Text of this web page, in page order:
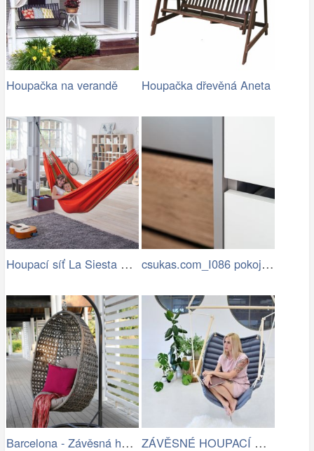
Houpačka na verandě Houpačka dřevěná Aneta
Houpací síť La Siesta Flora Family … csukas.com_I086 pokoje a pracovna…
Barcelona - Závěsná houpačka (šedá) ZÁVĚSNÉ HOUPACÍ KŘESLO CHILLO, ŠEDÉ